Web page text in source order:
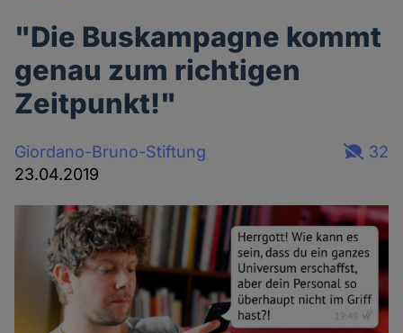
"Die Buskampagne kommt
genau zum richtigen
Zeitpunkt!"
Giordano-Bruno-Stiftung
23.04.2019
32